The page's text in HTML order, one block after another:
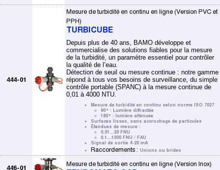
444-01
Mesure de turbidité en continu en ligne (Version PVC et
PPH)
TURBICUBE
Depuis plus de 40 ans, BAMO développe et
commercialise des solutions fiables pour la mesure
de la turbidité, un paramètre essentiel pour contrôler
la qualité de l’eau.
Détection de seuil ou mesure continue : notre gamme
répond à tous vos besoins de surveillance, du simple
contrôle portable (SPANC) à la mesure continue de
0,01 à 4000 NTU.
Mesure de turbidité en continu selon norme ISO 7027
90° : Lumière diffractée
180° : lumière atténuée
Surfaces lisses, sans accrochage de particules
Étendues de mesure :
0,01...20 FNU
0,1...1000 FNU / FAU
Signal de sortie 4-20 mA
Raccordements : Unions ou brides
446-01
Mesure de turbidité en continu en ligne (Version Inox)